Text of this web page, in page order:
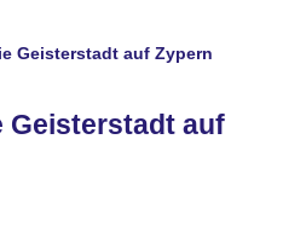
Geisterstadt auf Zypern
Geisterstadt auf